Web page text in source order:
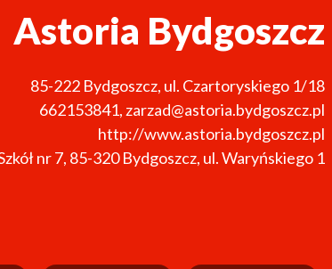
Astoria Bydgoszcz
85-222 Bydgoszcz, ul. Czartoryskiego 1/18
662153841, zarzad@astoria.bydgoszcz.pl
http://www.astoria.bydgoszcz.pl
nr 7, 85-320 Bydgoszcz, ul. Waryńskiego 1